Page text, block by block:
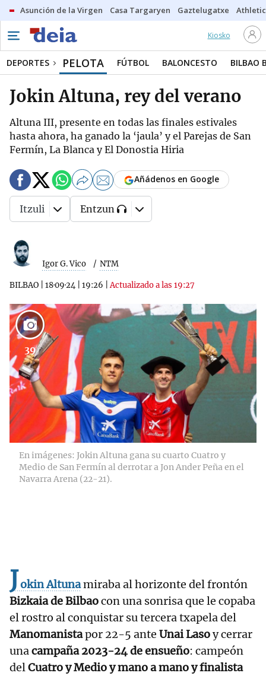
Asunción de la Virgen Casa Targaryen Gaztelugatxe Athletic
Kiosko
DEPORTES PELOTA FÚTBOL BALONCESTO BILBAO
Jokin Altuna, rey del verano
Altuna III, presente en todas las finales estivales
hasta ahora, ha ganado la ‘jaula’ y el Parejas de San
Fermín, La Blanca y El Donostia Hiria
Igor G. Vico NTM
BILBAO 18·09·24 19:26 |Actualizado a las 19:27
Añádenos en Google
Itzuli Entzun
39
En imágenes: Jokin Altuna gana su cuarto Cuatro y
Medio de San Fermín al derrotar a Jon Ander Peña en el
Navarra Arena (22-21).
Jokin Altunamiraba al horizonte del frontón
Bizkaia de Bilbaocon una sonrisa que le copaba
el rostro al conquistar su tercera txapela del
Manomanistapor 22-5 ante Unai Lasoy cerrar
unacampaña 2023-24 de ensueño: campeón
delCuatro y Medio y mano a mano y finalista